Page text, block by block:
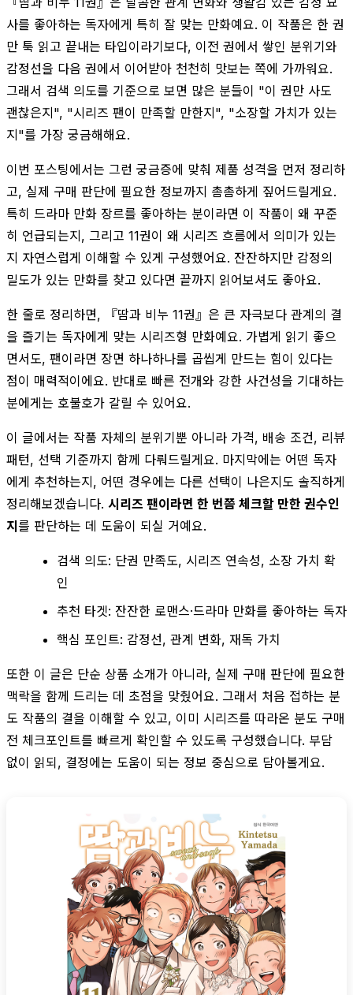
사를 좋아하는 독자에게 특히 잘 맞는 만화예요. 이 작품은 한 권
만 툭 읽고 끝내는 타입이라기보다, 이전 권에서 쌓인 분위기와
감정선을 다음 권에서 이어받아 천천히 맛보는 쪽에 가까워요.
그래서 검색 의도를 기준으로 보면 많은 분들이 "이 권만 사도
괜찮은지", "시리즈 팬이 만족할 만한지", "소장할 가치가 있는
지"를 가장 궁금해해요.
이번 포스팅에서는 그런 궁금증에 맞춰 제품 성격을 먼저 정리하
고, 실제 구매 판단에 필요한 정보까지 촘촘하게 짚어드릴게요.
특히 드라마 만화 장르를 좋아하는 분이라면 이 작품이 왜 꾸준
히 언급되는지, 그리고 11권이 왜 시리즈 흐름에서 의미가 있는
지 자연스럽게 이해할 수 있게 구성했어요. 잔잔하지만 감정의
밀도가 있는 만화를 찾고 있다면 끝까지 읽어보셔도 좋아요.
한 줄로 정리하면, 『땀과 비누 11권』은 큰 자극보다 관계의 결
을 즐기는 독자에게 맞는 시리즈형 만화예요. 가볍게 읽기 좋으
면서도, 팬이라면 장면 하나하나를 곱씹게 만드는 힘이 있다는
점이 매력적이에요. 반대로 빠른 전개와 강한 사건성을 기대하는
분에게는 호불호가 갈릴 수 있어요.
이 글에서는 작품 자체의 분위기뿐 아니라 가격, 배송 조건, 리뷰
패턴, 선택 기준까지 함께 다뤄드릴게요. 마지막에는 어떤 독자
에게 추천하는지, 어떤 경우에는 다른 선택이 나은지도 솔직하게
정리해보겠습니다. 시리즈 팬이라면 한 번쯤 체크할 만한 권수인
지를 판단하는 데 도움이 되실 거예요.
검색 의도: 단권 만족도, 시리즈 연속성, 소장 가치 확
인
추천 타겟: 잔잔한 로맨스·드라마 만화를 좋아하는 독자
핵심 포인트: 감정선, 관계 변화, 재독 가치
또한 이 글은 단순 상품 소개가 아니라, 실제 구매 판단에 필요한
맥락을 함께 드리는 데 초점을 맞췄어요. 그래서 처음 접하는 분
도 작품의 결을 이해할 수 있고, 이미 시리즈를 따라온 분도 구매
전 체크포인트를 빠르게 확인할 수 있도록 구성했습니다. 부담
없이 읽되, 결정에는 도움이 되는 정보 중심으로 담아볼게요.